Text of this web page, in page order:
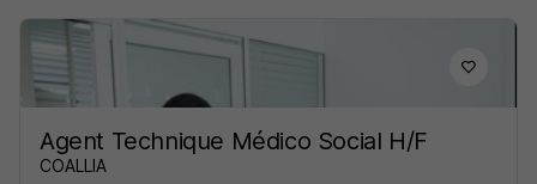
Agent Technique Médico Social H/F
COALLIA